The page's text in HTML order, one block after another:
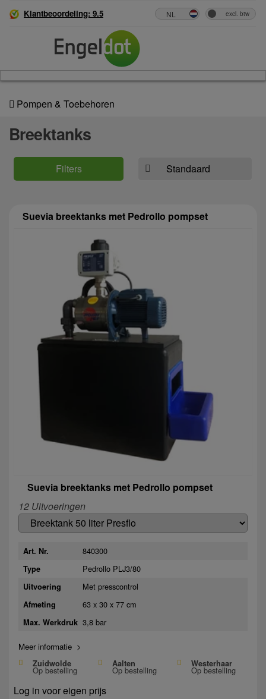
Klantbeoordeling: 9.5
Pompen & Toebehoren
Breektanks
Filters
Suevia breektanks met Pedrollo pompset
Suevia breektanks met Pedrollo pompset
12 Uitvoeringen
Art. Nr. 840300
Type Pedrollo PLJ3/80
Uitvoering Met presscontrol
Afmeting 63 x 30 x 77 cm
Max. Werkdruk 3,8 bar
Meer informatie >
Zuidwolde
Op bestelling
Aalten
Op bestelling
Westerhaar
Op bestelling
Log in voor eigen prijs